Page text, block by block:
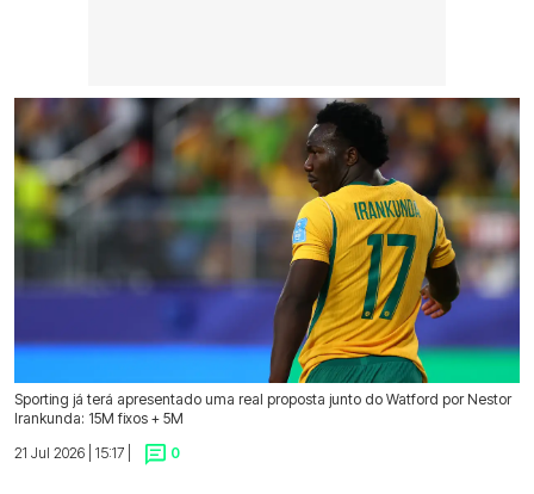
Sporting já terá apresentado uma real proposta junto do Watford por Nestor
Irankunda: 15M fixos + 5M
21 Jul 2026 | 15:17 |
0